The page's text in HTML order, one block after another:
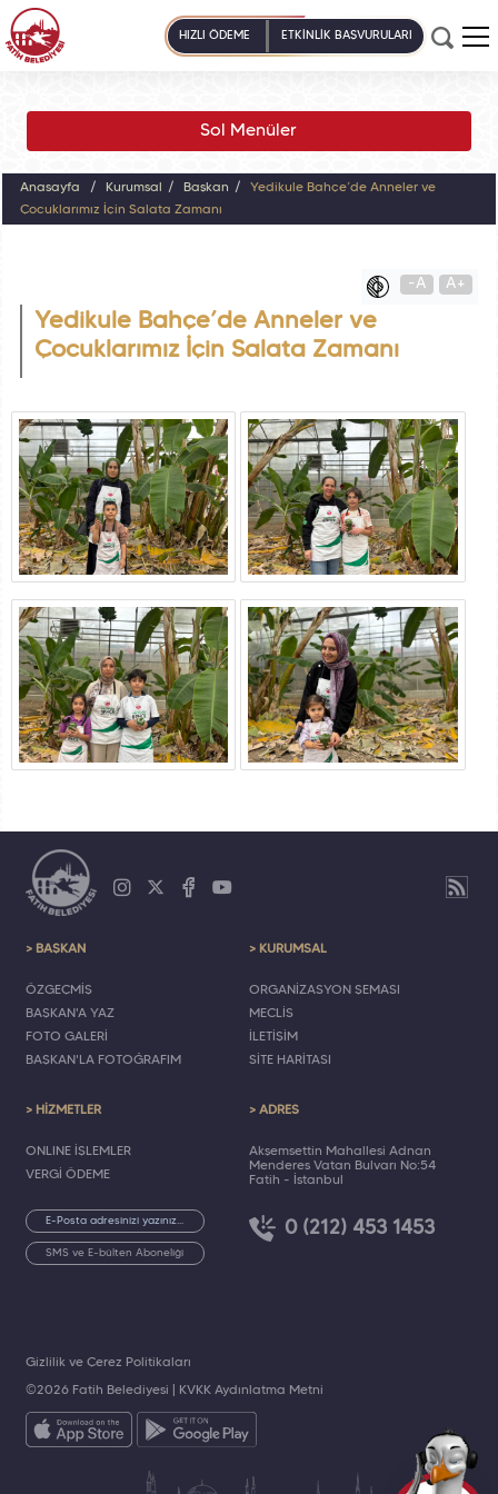
HIZLI ÖDEME ETKİNLİK BAŞVURULARI
Sol Menüler
Anasayfa Kurumsal Başkan
Yedikule Bahçe’de Anneler ve
Çocuklarımız İçin Salata Zamanı
-A A+
Yedikule Bahçe’de Anneler ve
Çocuklarımız İçin Salata Zamanı
> BAŞKAN
ÖZGEÇMİŞ
BAŞKAN'A YAZ
FOTO GALERİ
BAŞKAN'LA FOTOĞRAFIM
> KURUMSAL
ORGANİZASYON ŞEMASI
MECLİS
İLETİŞİM
SİTE HARİTASI
> HİZMETLER
ONLINE İŞLEMLER
VERGİ ÖDEME
SMS ve E-bülten Aboneliği
> ADRES
Akşemsettin Mahallesi Adnan
Menderes Vatan Bulvarı No:54
Fatih - İstanbul
0 (212) 453 1453
©2026 Fatih Belediyesi | KVKK Aydınlatma Metni
Gizlilik ve Çerez Politikaları